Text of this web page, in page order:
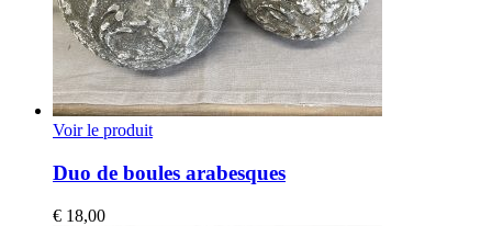
Voir le produit
Duo de boules arabesques
€ 18,00